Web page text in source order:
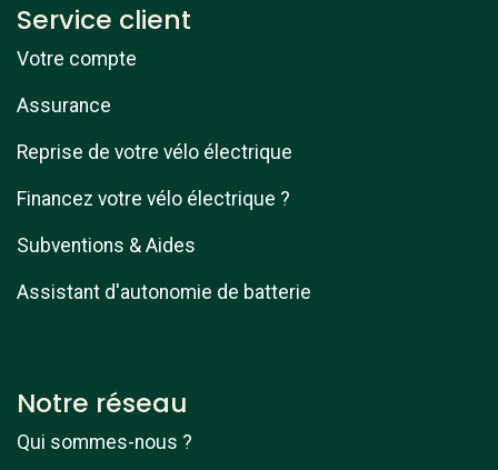
Service client
Votre compte
Assurance
Reprise de votre vélo électrique
Financez votre vélo électrique ?
Subventions & Aides
Assistant d'autonomie de batterie
Notre réseau
Qui sommes-nous ?